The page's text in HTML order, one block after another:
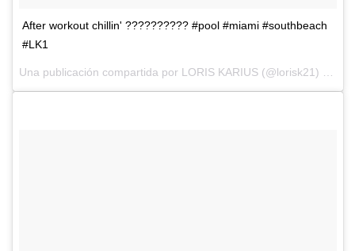
After workout chillin' ?????????? #pool #miami #southbeach
#LK1
Una publicación compartida por LORIS KARIUS(@lorisk21) el